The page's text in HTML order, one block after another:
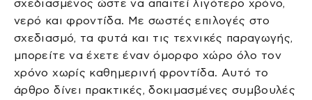
σχεδιασμένος ώστε να απαιτεί λιγότερο χρόνο,
νερό και φροντίδα. Με σωστές επιλογές στο
σχεδιασμό, τα φυτά και τις τεχνικές παραγωγής,
μπορείτε να έχετε έναν όμορφο χώρο όλο τον
χρόνο χωρίς καθημερινή φροντίδα. Αυτό το
άρθρο δίνει πρακτικές, δοκιμασμένες συμβουλές